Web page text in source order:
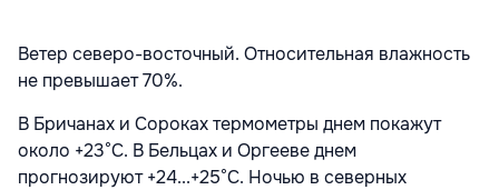
Ветер северо-восточный. Относительная влажность
не превышает 70%.
В Бричанах и Сороках термометры днем покажут
около +23°С. В Бельцах и Оргееве днем
прогнозируют +24...+25°С. Ночью в северных